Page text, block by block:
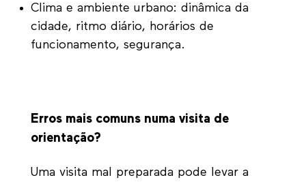
Clima e ambiente urbano: dinâmica da
cidade, ritmo diário, horários de
funcionamento, segurança.
Erros mais comuns numa visita de
orientação?
Uma visita mal preparada pode levar a